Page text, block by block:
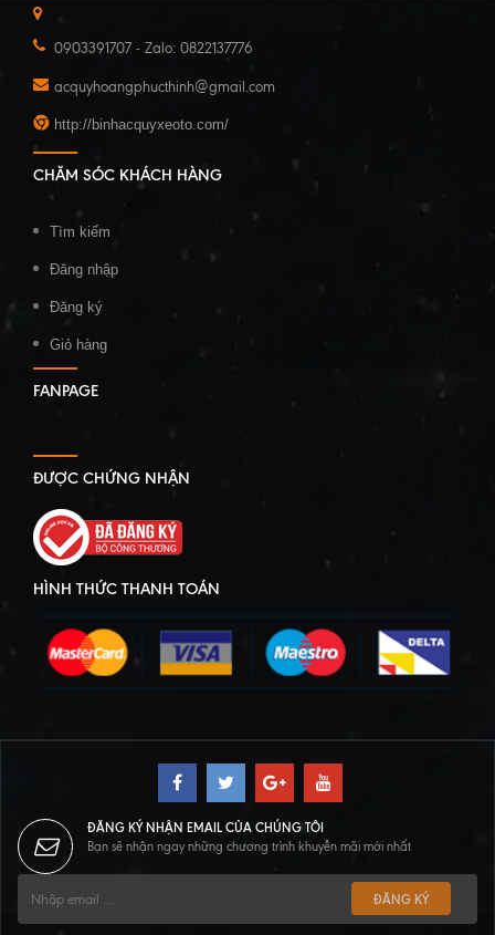
0903391707 - Zalo: 0822137776
acquyhoangphucthinh@gmail.com
http://binhacquyxeoto.com/
CHĂM SÓC KHÁCH HÀNG
Tìm kiếm
Đăng nhập
Đăng ký
Giỏ hàng
FANPAGE
ĐƯỢC CHỨNG NHẬN
HÌNH THỨC THANH TOÁN
ĐĂNG KÝ NHẬN EMAIL CỦA CHÚNG TÔI
Bạn sẽ nhận ngay những chương trình khuyễn mãi mới nhất
ĐĂNG KÝ